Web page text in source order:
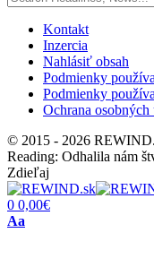
Kontakt
Inzercia
Nahlásiť obsah
Podmienky
Podmienky
Ochrana osobných
© 2015 - 2026
Reading: Odhalila nám
Zdieľaj
0 0,00€
Font
Aa